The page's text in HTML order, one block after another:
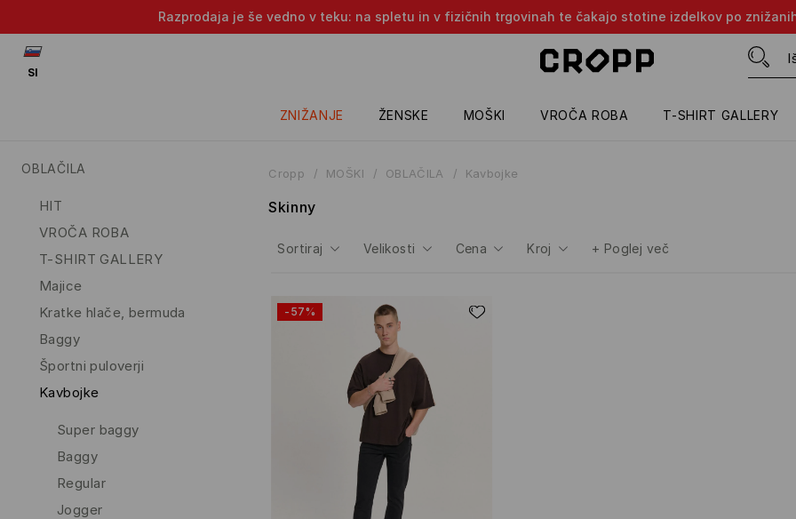
Razprodaja je še vedno v teku: na spletu in v fizičnih trgovinah te čakajo stotine izdelkov po
ZNIŽANJE ŽENSKE MOŠKI VROČA ROBA T-SHIRT GALLERY
SI
OBLAČILA
HIT
VROČA ROBA
T-SHIRT GALLERY
Majice
Kratke hlače, bermuda
Baggy
Športni puloverji
Kavbojke
Super baggy
Baggy
Regular
Jogger
Cropp MOŠKI OBLAČILA Kavbojke
Skinny
Sortiraj Velikosti Cena Kroj + Poglej več
-57%